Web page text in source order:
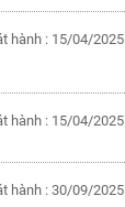
hành : 15/04/2025
hành : 15/04/2025
hành : 30/09/2025